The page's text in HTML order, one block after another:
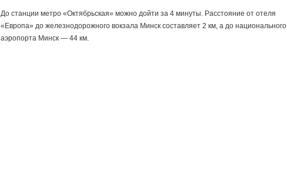
До станции метро «Октябрьская» можно дойти за 4 минуты. Расстояние от отеля
«Европа» до железнодорожного вокзала Минск составляет 2 км, а до национального
аэропорта Минск ― 44 км.